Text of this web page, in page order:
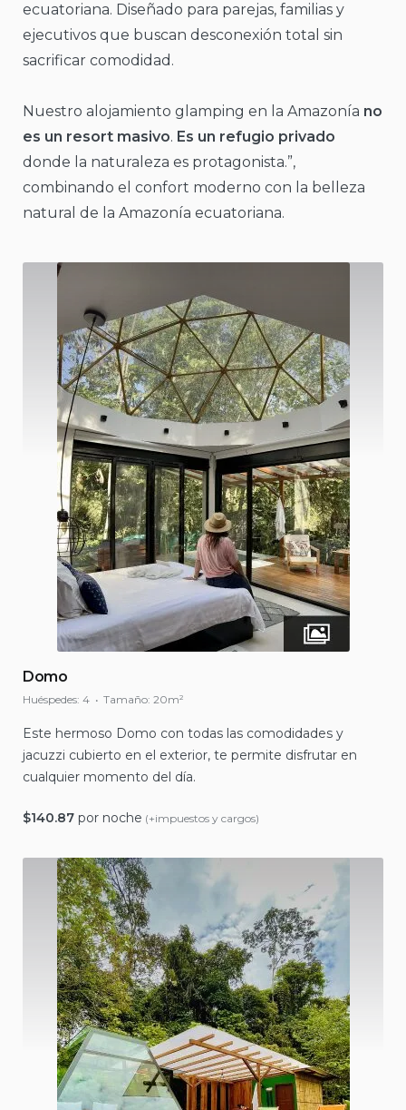
ecuatoriana. Diseñado para parejas, familias y
ejecutivos que buscan desconexión total sin
sacrificar comodidad.
Nuestro alojamiento glamping en la Amazonía no
es un resort masivo. Es un refugio privado
donde la naturaleza es protagonista.”,
combinando el confort moderno con la belleza
natural de la Amazonía ecuatoriana.
Domo
Huéspedes: 4 Tamaño: 20m²
Este hermoso Domo con todas las comodidades y
jacuzzi cubierto en el exterior, te permite disfrutar en
cualquier momento del día.
$140.87 por noche (+impuestos y cargos)